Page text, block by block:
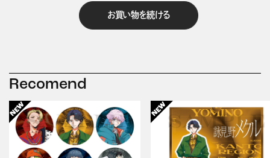
お買い物を続ける
Recomend